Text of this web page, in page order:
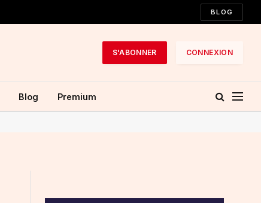
BLOG
S'ABONNER CONNEXION
Blog Premium